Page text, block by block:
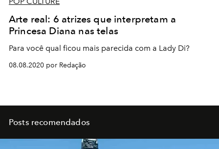
Arte real: 6 atrizes que interpretam a
Princesa Diana nas telas
Para você qual ficou mais parecida com a Lady Di?
08.08.2020 por Redação
Posts recomendados